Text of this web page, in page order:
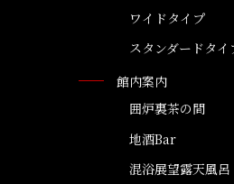
ワイドタイプ
スタンダードタイ
館内案内
囲炉裏茶の間
地酒Bar
混浴展望露天風